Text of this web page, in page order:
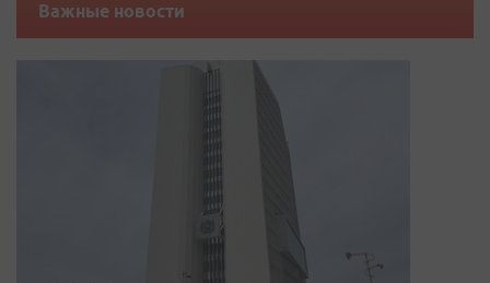
Важные новости